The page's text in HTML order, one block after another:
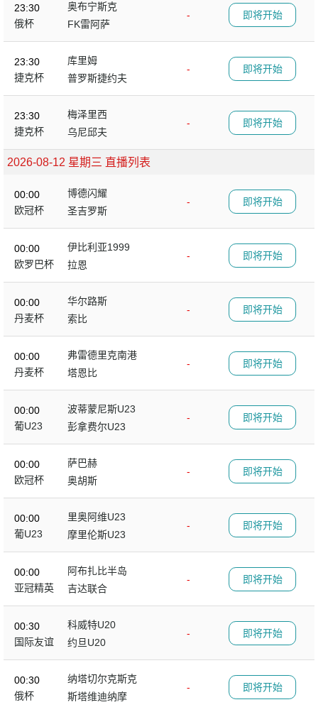
23:30
俄杯
奥布宁斯克
-
FK雷阿萨
即将开始
23:30
捷克杯
库里姆
-
普罗斯捷约夫
即将开始
23:30
捷克杯
梅泽里西
-
乌尼邱夫
即将开始
2026-08-12 星期三 直播列表
00:00
欧冠杯
博德闪耀
-
圣吉罗斯
即将开始
00:00
欧罗巴杯
伊比利亚1999
-
拉恩
即将开始
00:00
丹麦杯
华尔路斯
-
索比
即将开始
00:00
丹麦杯
弗雷德里克南港
-
塔恩比
即将开始
00:00
葡U23
波蒂蒙尼斯U23
-
彭拿费尔U23
即将开始
00:00
欧冠杯
萨巴赫
-
奥胡斯
即将开始
00:00
葡U23
里奥阿维U23
-
摩里伦斯U23
即将开始
00:00
亚冠精英
阿布扎比半岛
-
吉达联合
即将开始
00:30
国际友谊
科威特U20
-
约旦U20
即将开始
00:30
俄杯
纳塔切尔克斯克
-
斯塔维迪纳摩
即将开始